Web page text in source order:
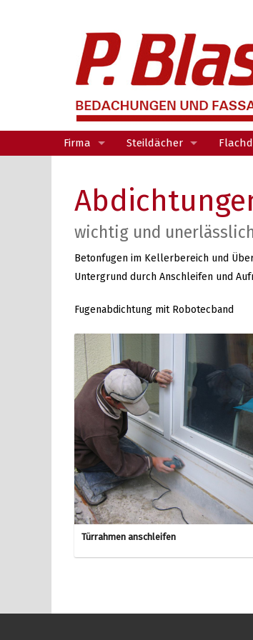
Firma Steildächer
Deckmaterial
wichtig und
Betonfugen im Kellerbereich und
Untergrund durch Anschleifen und
Fugenabdichtung mit Robotecband
Türrahmen anschleifen